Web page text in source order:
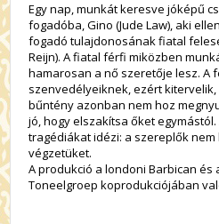
Egy nap, munkát keresve jóképű
fogadóba, Gino (Jude Law), aki
fogadó tulajdonosának fiatal
Reijn). A fiatal férfi miközben
hamarosan a nő szeretője lesz. A
szenvedélyeiknek, ezért
bűntény azonban nem hoz
jó, hogy elszakítsa őket
tragédiákat idézi: a szereplők
végzetüket.
A produkció a londoni Barbican és
Toneelgroep koprodukciójában